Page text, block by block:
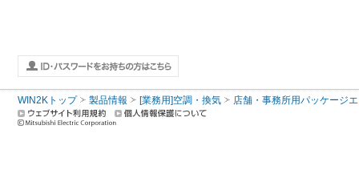
WIN2Kトップ 製品情報 [業務用]空調・換気 店舗・事務所用パッケージ